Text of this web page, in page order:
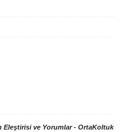
Eleştirisi ve Yorumlar - OrtaKoltuk